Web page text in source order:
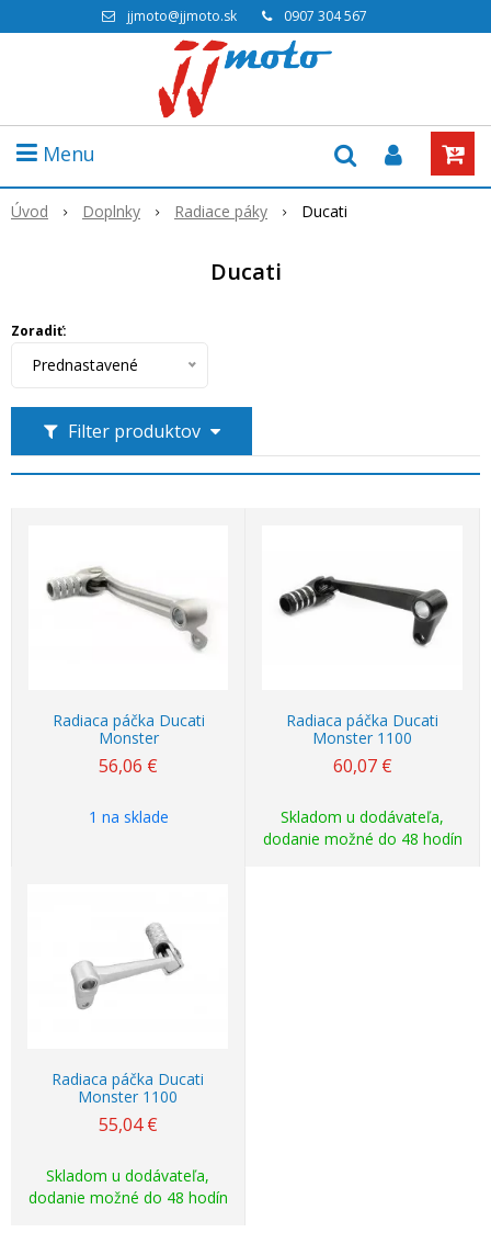
jjmoto@jjmoto.sk 0907 304 567
Menu
Úvod Doplnky Radiace páky Ducati
Ducati
Filter produktov
Zoradiť:
Prednastavené
Radiaca páčka Ducati
Monster
56,06 €
1 na sklade
Radiaca páčka Ducati
Monster 1100
60,07 €
Skladom u dodávateľa,
dodanie možné do 48 hodín
Radiaca páčka Ducati
Monster 1100
55,04 €
Skladom u dodávateľa,
dodanie možné do 48 hodín